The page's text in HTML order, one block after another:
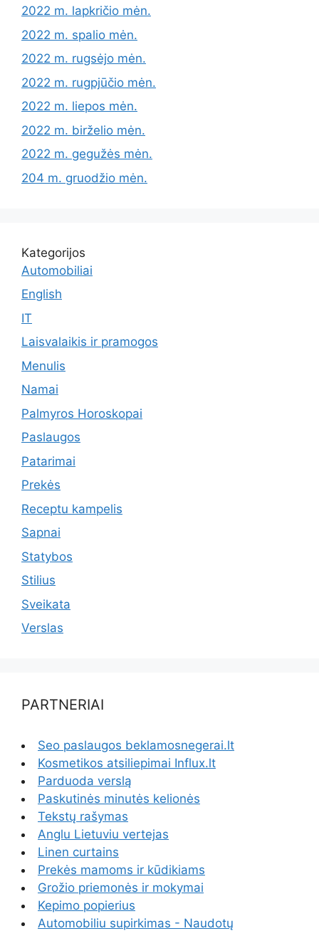
2022 m. lapkričio mėn.
2022 m. spalio mėn.
2022 m. rugsėjo mėn.
2022 m. rugpjūčio mėn.
2022 m. liepos mėn.
2022 m. birželio mėn.
2022 m. gegužės mėn.
204 m. gruodžio mėn.
Kategorijos
Automobiliai
English
IT
Laisvalaikis ir pramogos
Menulis
Namai
Palmyros Horoskopai
Paslaugos
Patarimai
Prekės
Receptu kampelis
Sapnai
Statybos
Stilius
Sveikata
Verslas
PARTNERIAI
Seo paslaugos beklamosnegerai.lt
Kosmetikos atsiliepimai Influx.lt
Parduoda verslą
Paskutinės minutės kelionės
Tekstų rašymas
Anglu Lietuviu vertejas
Linen curtains
Prekės mamoms ir kūdikiams
Grožio priemonės ir mokymai
Kepimo popierius
Automobiliu supirkimas - Naudotų